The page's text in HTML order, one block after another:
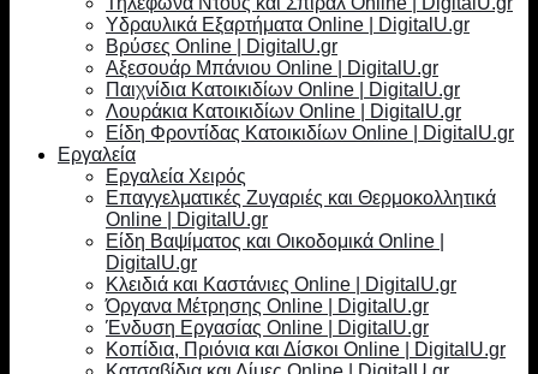
Υδραυλικά Εξαρτήματα Online | DigitalU.gr
Βρύσες Online | DigitalU.gr
Αξεσουάρ Μπάνιου Online | DigitalU.gr
Παιχνίδια Κατοικιδίων Online | DigitalU.gr
Λουράκια Κατοικιδίων Online | DigitalU.gr
Είδη Φροντίδας Κατοικιδίων Online | DigitalU.gr
Εργαλεία
Εργαλεία Χειρός
Επαγγελματικές Ζυγαριές και Θερμοκολλητικά
Online | DigitalU.gr
Είδη Βαψίματος και Οικοδομικά Online |
DigitalU.gr
Κλειδιά και Καστάνιες Online | DigitalU.gr
Όργανα Μέτρησης Online | DigitalU.gr
Ένδυση Εργασίας Online | DigitalU.gr
Κοπίδια, Πριόνια και Δίσκοι Online | DigitalU.gr